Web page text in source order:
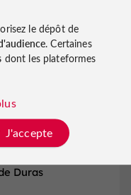
sur le
Duras
au 27/08/2026
projection en 4D
Duras
Duras
le dépôt de
. Certaines
dont les plateformes
J'accepte